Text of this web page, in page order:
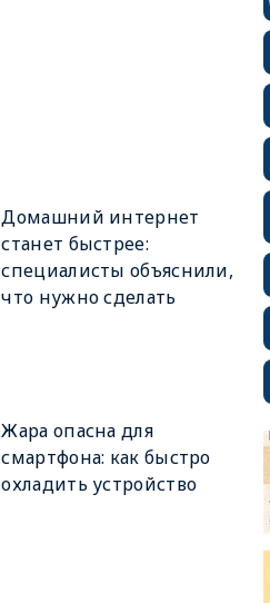
Домашний интернет
станет быстрее:
специалисты объяснили,
что нужно сделать
Жара опасна для
смартфона: как быстро
охладить устройство